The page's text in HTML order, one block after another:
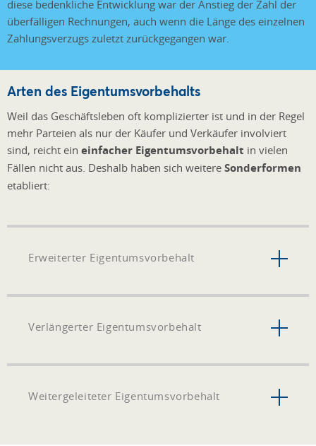
diese bedenkliche Entwicklung war der Anstieg der Zahl der
überfälligen Rechnungen, auch wenn die Länge des einzelnen
Zahlungsverzugs zuletzt zurückgegangen war.
Arten des Eigentumsvorbehalts
Weil das Geschäftsleben oft komplizierter ist und in der Regel
mehr Parteien als nur der Käufer und Verkäufer involviert
sind, reicht ein einfacher Eigentumsvorbehalt in vielen
Fällen nicht aus. Deshalb haben sich weitere Sonderformen
etabliert:
Erweiterter Eigentumsvorbehalt
Verlängerter Eigentumsvorbehalt
Weitergeleiteter Eigentumsvorbehalt